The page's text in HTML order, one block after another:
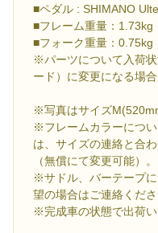
■ペダル : SHIMANO
■フレーム重量：1.73kg
■フォーク重量：0.75kg
※パーツについて入荷
ード）に変更になる場合
※写真はサイズ
※フレームカラーにつ
は、サイズの連絡と合
（無償にて変更可能）。
※サドル、バーテープ
望の場合はご連絡くだ
※完成車の状態で出荷